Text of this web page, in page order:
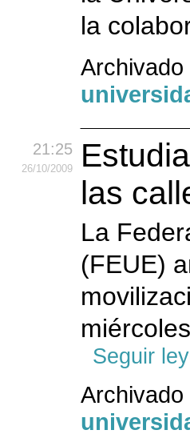
la
Archivado
21:25
26/10/2009
las
La
(FEUE)
Seguir
Archivado